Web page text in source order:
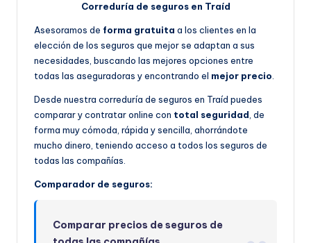
Correduría de seguros en Traíd
Asesoramos de forma gratuita a los clientes en la
elección de los seguros que mejor se adaptan a sus
necesidades, buscando las mejores opciones entre
todas las aseguradoras y encontrando el mejor precio.
Desde nuestra correduría de seguros en Traíd puedes
comparar y contratar online con total seguridad, de
forma muy cómoda, rápida y sencilla, ahorrándote
mucho dinero, teniendo acceso a todos los seguros de
todas las compañías.
Comparador de seguros:
Comparar precios de seguros de